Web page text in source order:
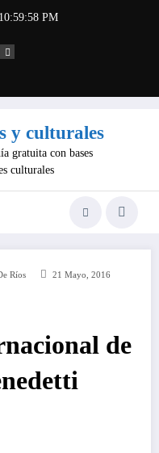
10:59:58 PM
y culturales
gratuita con bases
culturales
Ríos 21 Mayo, 2016
de